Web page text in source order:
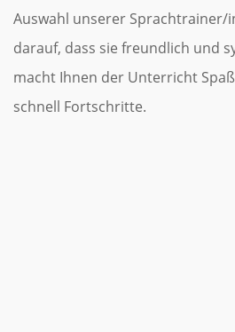
Auswahl unserer Sprachtrainer/
darauf, dass sie freundlich und
macht Ihnen der Unterricht
schnell Fortschritte.